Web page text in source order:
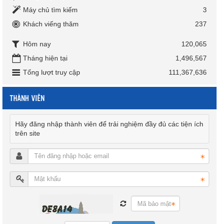
Máy chủ tìm kiếm
3
Khách viếng thăm
237
Hôm nay
120,065
Tháng hiện tại
1,496,567
Tổng lượt truy cập
111,367,636
THÀNH VIÊN
Hãy đăng nhập thành viên để trải nghiệm đầy đủ các tiện ích
trên site